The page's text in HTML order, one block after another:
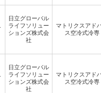
日立グローバル
ライフソリュー
ションズ株式会
社
マトリクスアド
ス空冷式冷専
日立グローバル
ライフソリュー
ションズ株式会
社
マトリクスアド
ス空冷式冷専